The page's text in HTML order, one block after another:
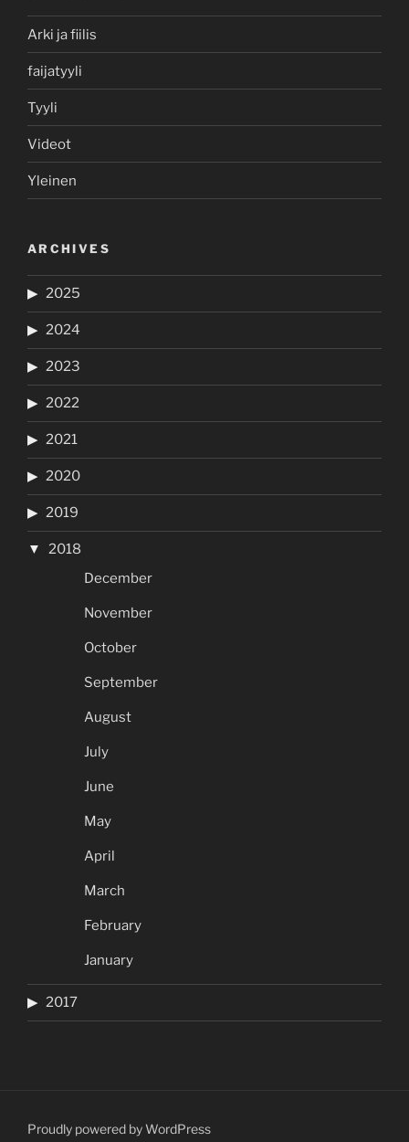
Arki ja fiilis
faijatyyli
Tyyli
Videot
Yleinen
ARCHIVES
2025
2024
2023
2022
2021
2020
2019
2018
December
November
October
September
August
July
June
May
April
March
February
January
2017
Proudly powered by WordPress